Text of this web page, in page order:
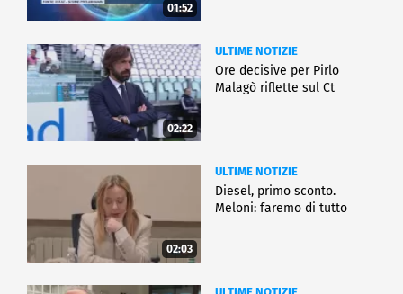
01:52
02:22
ULTIME NOTIZIE
Ore decisive per Pirlo
Malagò riflette sul Ct
02:03
ULTIME NOTIZIE
Diesel, primo sconto.
Meloni: faremo di tutto